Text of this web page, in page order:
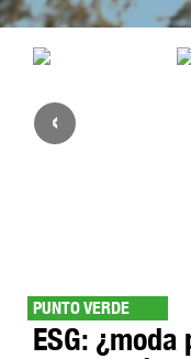
‹
PUNTO VERDE
ESG: